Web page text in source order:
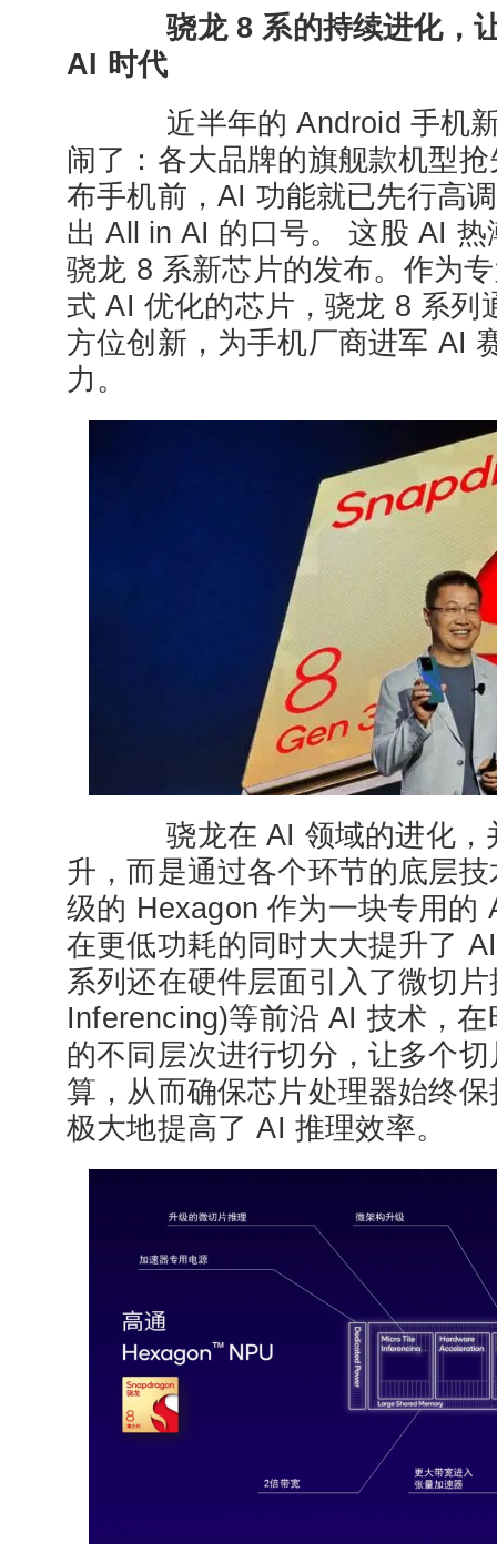
骁龙 8 系的持续进化，
AI 时代
近半年的 Android 手机新
闹了：各大品牌的旗舰款机型
布手机前，AI 功能就已先行高
出 All in AI 的口号。 这股 AI
骁龙 8 系新芯片的发布。作为
式 AI 优化的芯片，骁龙 8 系列
方位创新，为手机厂商进军 AI
力。
骁龙在 AI 领域的进化，
升，而是通过各个环节的底层
级的 Hexagon 作为一块专用的
在更低功耗的同时大大提升了
系列还在硬件层面引入了微切
Inferencing)等前沿 AI 技术，
的不同层次进行切分，让多个
算，从而确保芯片处理器始终
极大地提高了 AI 推理效率。